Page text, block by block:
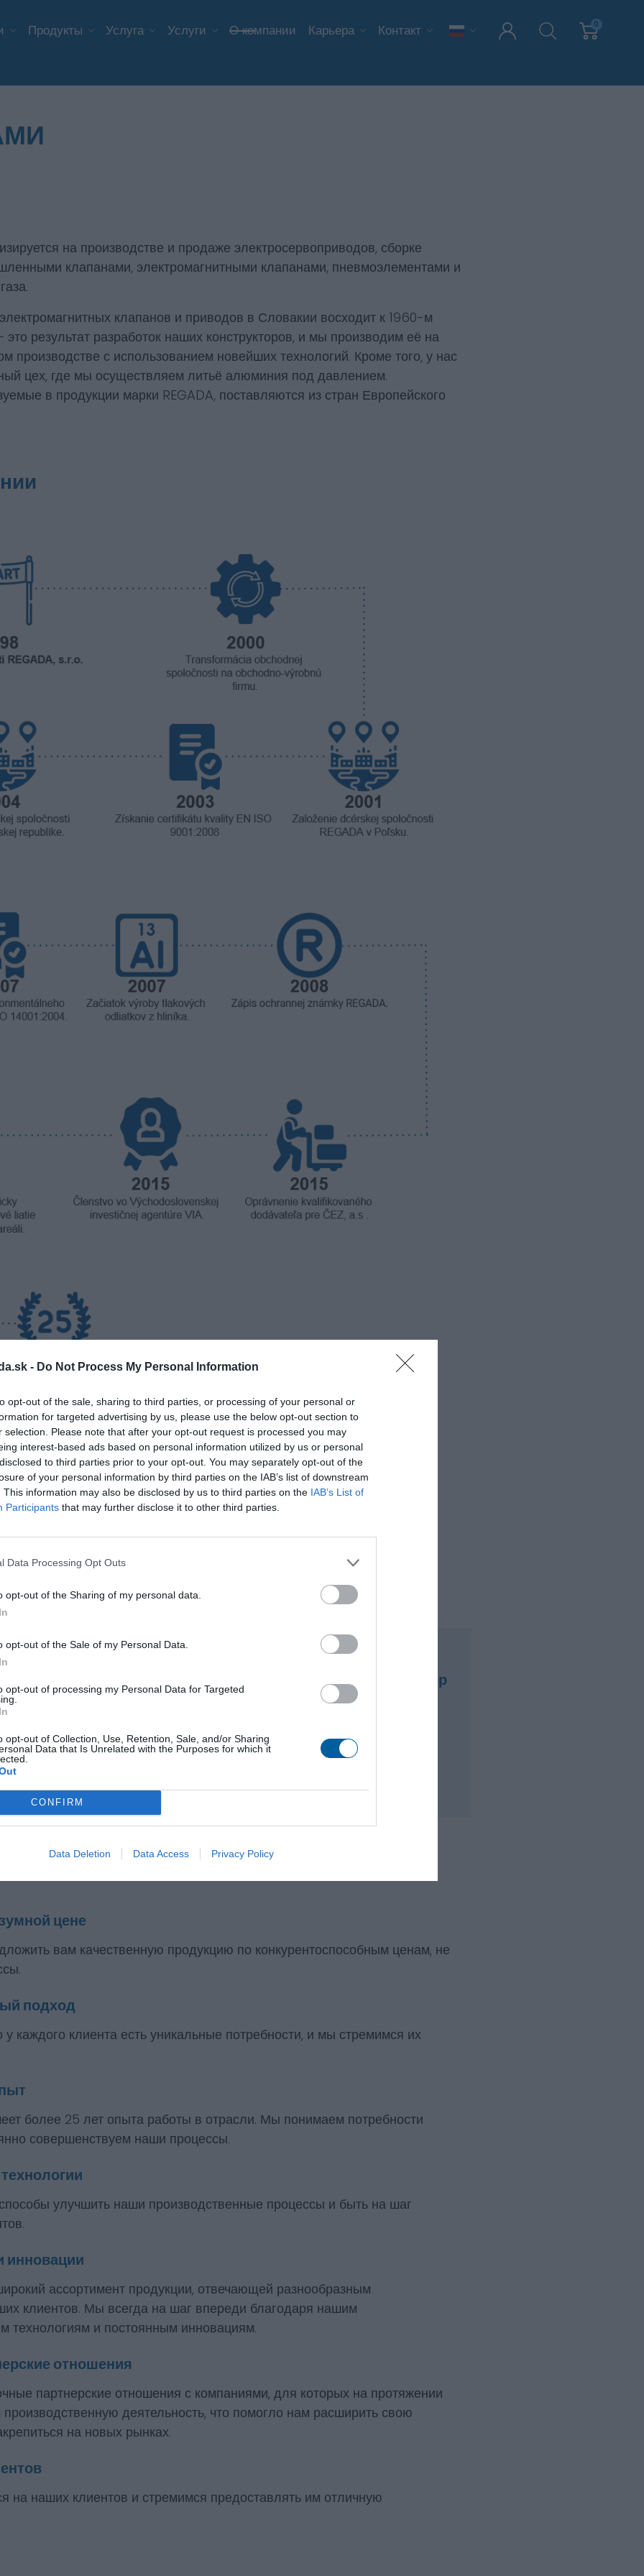
- Do Not Process My Personal Information
opt-out of the sale, sharing to third parties, or processing of your personal or
for targeted advertising by us, please use the below opt-out section to
selection. Please note that after your opt-out request is processed you may
interest-based ads based on personal information utilized by us or personal
to third parties prior to your opt-out. You may separately opt-out of the
of your personal information by third parties on the IAB’s list of downstream
This information may also be disclosed by us to third parties on the IAB’s List of
Participants that may further disclose it to other third parties.
Data Processing Opt Outs
opt-out of the Sharing of my personal data.
opt-out of the Sale of my Personal Data.
opt-out of processing my Personal Data for Targeted
opt-out of Collection, Use, Retention, Sale, and/or Sharing
Data that Is Unrelated with the Purposes for which it
CONFIRM
Data Deletion Data Access Privacy Policy
Продукты Услуга Услуги О компании Карьера Контакт 0
на производстве и продаже электросервоприводов, сборке
клапанами, электромагнитными клапанами, пневмоэлементами и
клапанов и приводов в Словакии восходит к 1960-м
результат разработок наших конструкторов, и мы производим её на
производстве с использованием новейших технологий. Кроме того, у нас
цех, где мы осуществляем литьё алюминия под давлением.
в продукции марки REGADA, поставляются из стран Европейского
работы
в различных отраслях промышленности, используя свои
предоставления специализированных решений уникальных задач
промышленность
Энергетический сектор
промышленность
нас?
цене
вам качественную продукцию по конкурентоспособным ценам, не
подход
каждого клиента есть уникальные потребности, и мы стремимся их
более 25 лет опыта работы в отрасли. Мы понимаем потребности
совершенствуем наши процессы.
улучшить наши производственные процессы и быть на шаг
инновации
ассортимент продукции, отвечающей разнообразным
клиентов. Мы всегда на шаг впереди благодаря нашим
технологиям и постоянным инновациям.
отношения
партнерские отношения с компаниями, для которых на протяжении
деятельность, что помогло нам расширить свою
на новых рынках.
на наших клиентов и стремимся предоставлять им отличную